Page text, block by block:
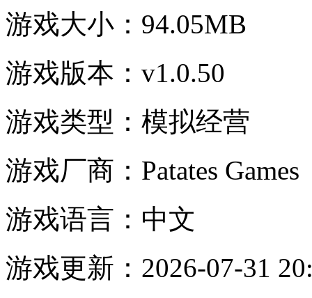
游戏大小： 94.05MB
游戏版本： v1.0.50
游戏类型： 模拟经营
游戏厂商： Patates Games
游戏语言： 中文
游戏更新： 2026-07-31